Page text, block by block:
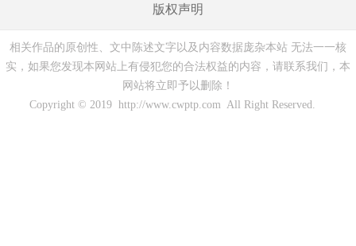
版权声明
相关作品的原创性、文中陈述文字以及内容数据庞杂本站 无法一一核
实，如果您发现本网站上有侵犯您的合法权益的内容，请联系我们，本
网站将立即予以删除！
Copyright © 2019 http://www.cwptp.com All Right Reserved.